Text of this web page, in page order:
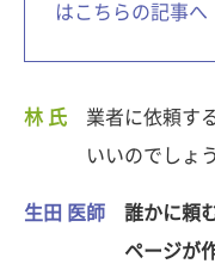
はこちらの記事へ
林 氏
業者に依頼す
いいのでしょ
生田 医師
誰かに頼
ページが